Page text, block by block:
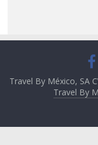
Travel By México, SA
Travel By